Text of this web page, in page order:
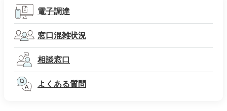
電子調達
窓口混雑状況
相談窓口
よくある質問